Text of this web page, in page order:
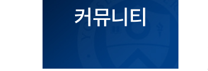
커뮤니티